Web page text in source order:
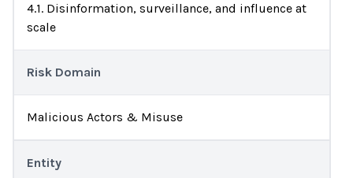
4.1. Disinformation, surveillance, and influence at
scale
Risk Domain
Malicious Actors & Misuse
Entity